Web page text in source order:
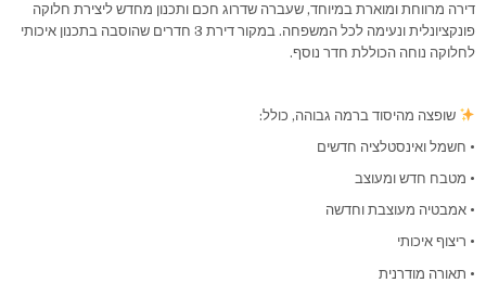
דירה מרווחת ומוארת במיוחד, שעברה שדרוג חכם ותכנון מחדש ליצירת חלוקה
פונקציונלית ונעימה לכל המשפחה. במקור דירת 3 חדרים שהוסבה בתכנון איכותי
לחלוקה נוחה הכוללת חדר נוסף.
שופצה מהיסוד ברמה גבוהה, כולל:
• חשמל ואינסטלציה חדשים
• מטבח חדש ומעוצב
• אמבטיה מעוצבת וחדשה
• ריצוף איכותי
• תאורה מודרנית